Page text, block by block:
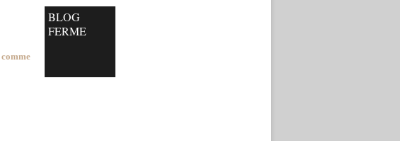
BLOG
FERME